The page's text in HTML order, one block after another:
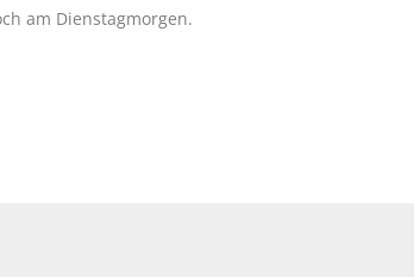
am Dienstagmorgen.